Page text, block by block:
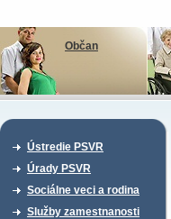
Občan
Ústredie PSVR
Úrady PSVR
Sociálne veci a rodina
Služby zamestnanosti